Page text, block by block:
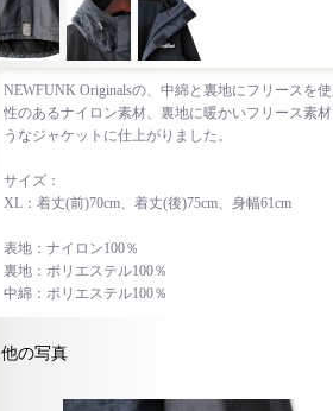
NEWFUNK Originalsの、中綿と裏地にフリースを
性のあるナイロン素材、裏地に暖かいフリース素
うなジャケットに仕上がりました。
サイズ：
XL：着丈(前)70cm、着丈(後)75cm、身幅61cm
表地：ナイロン100％
裏地：ポリエステル100％
中綿：ポリエステル100％
他の写真